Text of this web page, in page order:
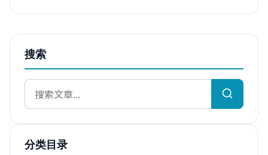
搜索
分类目录